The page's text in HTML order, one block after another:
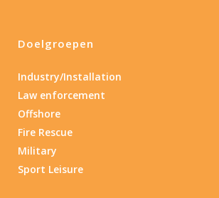
Doelgroepen
Industry/Installation
Law enforcement
Offshore
Fire Rescue
Military
Sport Leisure